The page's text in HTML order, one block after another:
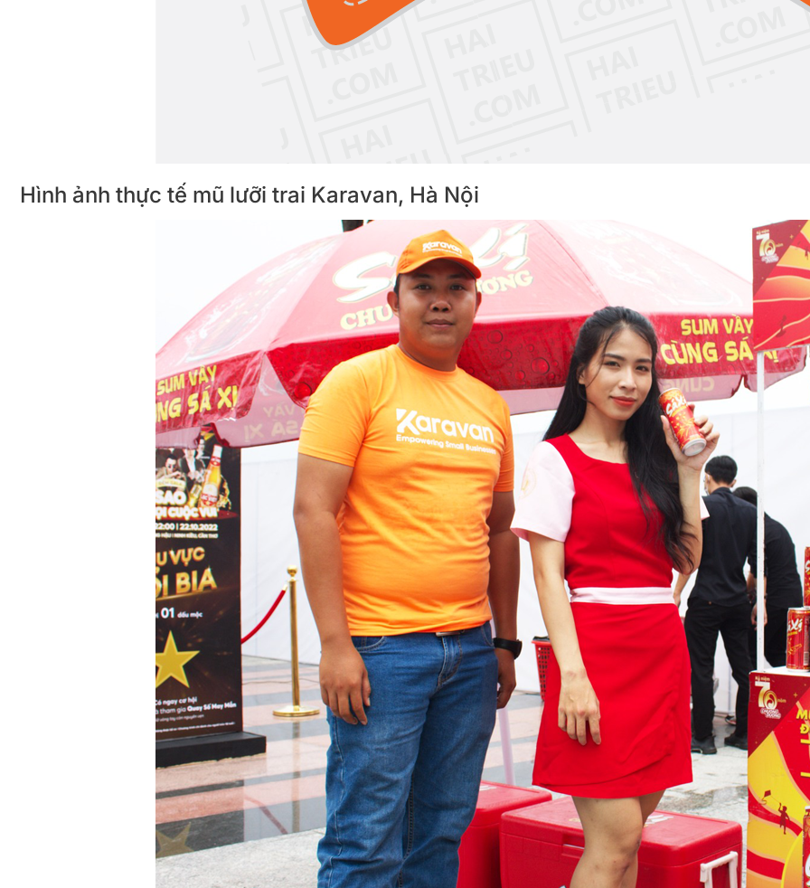
Hình ảnh thực tế mũ lưỡi trai Karavan, Hà Nội